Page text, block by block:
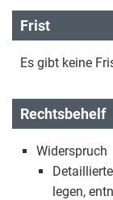
Frist
Es gibt keine
Rechtsbehelf
Widerspruch
legen,